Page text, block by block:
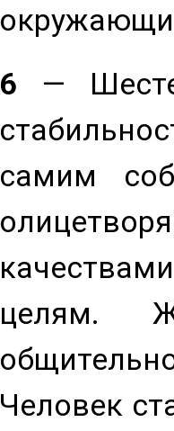
6 —
самим
целям.
Человек